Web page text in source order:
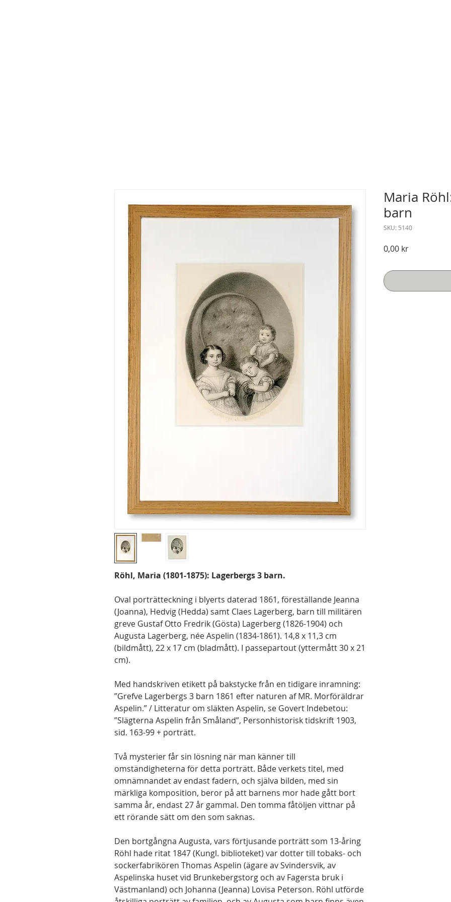
Röhl, Maria (1801-1875): Lagerbergs 3 barn.
Oval porträtteckning i blyerts daterad 1861, föreställande Jeanna
(Joanna), Hedvig (Hedda) samt Claes Lagerberg, barn till militären
greve Gustaf Otto Fredrik (Gösta) Lagerberg (1826-1904) och
Augusta Lagerberg, née Aspelin (1834-1861). 14,8 x 11,3 cm
(bildmått), 22 x 17 cm (bladmått). I passepartout (yttermått 30 x 21
cm).
Med handskriven etikett på bakstycke från en tidigare inramning:
”Grefve Lagerbergs 3 barn 1861 efter naturen af MR. Morföräldrar
Aspelin.” / Litteratur om släkten Aspelin, se Govert Indebetou:
”Slägterna Aspelin från Småland”, Personhistorisk tidskrift 1903,
sid. 163-99 + porträtt.
Två mysterier får sin lösning när man känner till
omständigheterna för detta porträtt. Både verkets titel, med
omnämnandet av endast fadern, och själva bilden, med sin
märkliga komposition, beror på att barnens mor hade gått bort
samma år, endast 27 år gammal. Den tomma fåtöljen vittnar på
ett rörande sätt om den som saknas.
Den bortgångna Augusta, vars förtjusande porträtt som 13-åring
Röhl hade ritat 1847 (Kungl. biblioteket) var dotter till tobaks- och
sockerfabrikören Thomas Aspelin (ägare av Svindersvik, av
Aspelinska huset vid Brunkebergstorg och av Fagersta bruk i
Västmanland) och Johanna (Jeanna) Lovisa Peterson. Röhl utförde
Maria
barn
SKU: 5140
0,00 krPris